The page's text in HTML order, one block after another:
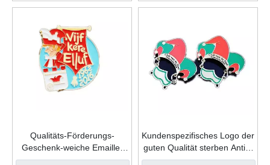
Revers-Stift
Revers-Stift
Qualitäts-Förderungs-
Geschenk-weiche Emaille-
kundenspezifische
Kundenspezifisches Logo der
guten Qualität sterben Antik-
Goldmetallsport-